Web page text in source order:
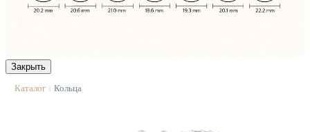
Закрыть
Каталог | Кольца